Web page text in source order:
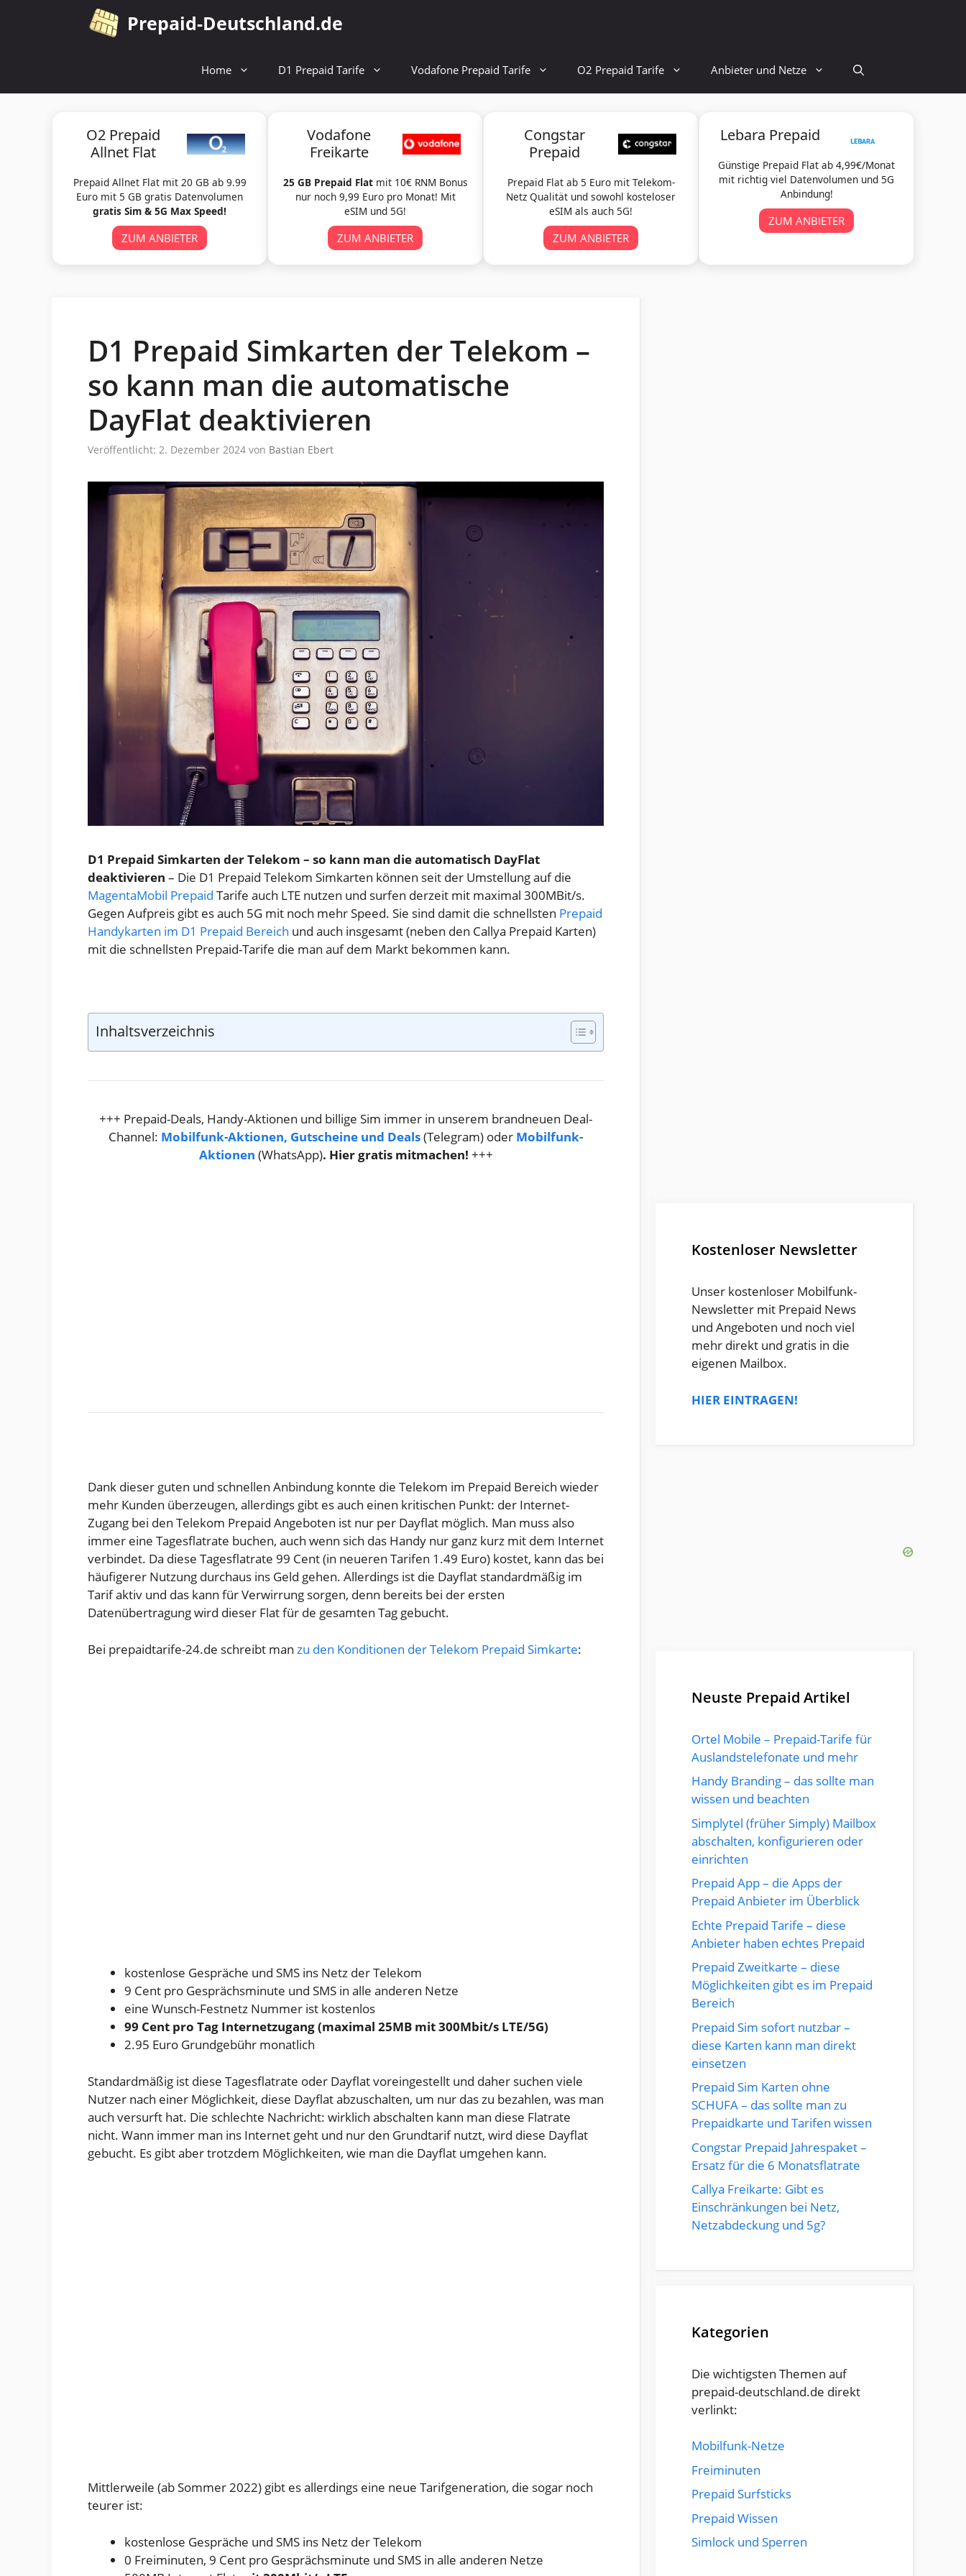
Prepaid-Deutschland.de
Home D1 Prepaid Tarife Vodafone Prepaid Tarife O2 Prepaid Tarife Anbieter und Netze
O2 Prepaid
Allnet Flat
Prepaid Allnet Flat mit 20 GB ab 9.99
Euro mit 5 GB gratis Datenvolumen
gratis Sim & 5G Max Speed!
ZUM ANBIETER
Vodafone
Freikarte
25 GB Prepaid Flatmit 10€ RNM Bonus
nur noch 9,99 Euro pro Monat! Mit
eSIM und 5G!
ZUM ANBIETER
Congstar
Prepaid
Prepaid Flat ab 5 Euro mit Telekom-
Netz Qualität und sowohl kosteloser
eSIM als auch 5G!
ZUM ANBIETER
Lebara Prepaid
Günstige Prepaid Flat ab 4,99€/Monat
mit richtig viel Datenvolumen und 5G
Anbindung!
ZUM ANBIETER
D1 Prepaid Simkarten der Telekom –
so kann man die automatische
DayFlat deaktivieren
Veröffentlicht: 2. Dezember 2024 von Bastian Ebert
D1 Prepaid Simkarten der Telekom – so kann man die automatisch DayFlat
deaktivieren – Die D1 Prepaid Telekom Simkarten können seit der Umstellung auf die
MagentaMobil Prepaid Tarife auch LTE nutzen und surfen derzeit mit maximal 300MBit/s.
Gegen Aufpreis gibt es auch 5G mit noch mehr Speed. Sie sind damit die schnellsten Prepaid
Handykarten im D1 Prepaid Bereich und auch insgesamt (neben den Callya Prepaid Karten)
mit die schnellsten Prepaid-Tarife die man auf dem Markt bekommen kann.
Inhaltsverzeichnis
+++ Prepaid-Deals, Handy-Aktionen und billige Sim immer in unserem brandneuen Deal-
Channel: Mobilfunk-Aktionen, Gutscheine und Deals(Telegram) oder Mobilfunk-
Aktionen (WhatsApp). Hier gratis mitmachen! +++
Dank dieser guten und schnellen Anbindung konnte die Telekom im Prepaid Bereich wieder
mehr Kunden überzeugen, allerdings gibt es auch einen kritischen Punkt: der Internet-
Zugang bei den Telekom Prepaid Angeboten ist nur per Dayflat möglich. Man muss also
immer eine Tagesflatrate buchen, auch wenn sich das Handy nur ganz kurz mit dem Internet
verbindet. Da diese Tagesflatrate 99 Cent (in neueren Tarifen 1.49 Euro) kostet, kann das bei
häufigerer Nutzung durchaus ins Geld gehen. Allerdings ist die Dayflat standardmäßig im
Tarif aktiv und das kann für Verwirrung sorgen, denn bereits bei der ersten
Datenübertragung wird dieser Flat für de gesamten Tag gebucht.
Bei prepaidtarife-24.de schreibt man zu den Konditionen der Telekom Prepaid Simkarte:
kostenlose Gespräche und SMS ins Netz der Telekom
9 Cent pro Gesprächsminute und SMS in alle anderen Netze
eine Wunsch-Festnetz Nummer ist kostenlos
99 Cent pro Tag Internetzugang (maximal 25MB mit 300Mbit/s LTE/5G)
2.95 Euro Grundgebühr monatlich
Standardmäßig ist diese Tagesflatrate oder Dayflat voreingestellt und daher suchen viele
Nutzer nach einer Möglichkeit, diese Dayflat abzuschalten, um nur das zu bezahlen, was man
auch versurft hat. Die schlechte Nachricht: wirklich abschalten kann man diese Flatrate
nicht. Wann immer man ins Internet geht und nur den Grundtarif nutzt, wird diese Dayflat
gebucht. Es gibt aber trotzdem Möglichkeiten, wie man die Dayflat umgehen kann.
Mittlerweile (ab Sommer 2022) gibt es allerdings eine neue Tarifgeneration, die sogar noch
teurer ist:
kostenlose Gespräche und SMS ins Netz der Telekom
0 Freiminuten, 9 Cent pro Gesprächsminute und SMS in alle anderen Netze
Kostenloser Newsletter
Unser kostenloser Mobilfunk-
Newsletter mit Prepaid News
und Angeboten und noch viel
mehr direkt und gratis in die
eigenen Mailbox.
HIER EINTRAGEN!
Neuste Prepaid Artikel
Ortel Mobile – Prepaid-Tarife für
Auslandstelefonate und mehr
Handy Branding – das sollte man
wissen und beachten
Simplytel (früher Simply) Mailbox
abschalten, konfigurieren oder
einrichten
Prepaid App – die Apps der
Prepaid Anbieter im Überblick
Echte Prepaid Tarife – diese
Anbieter haben echtes Prepaid
Prepaid Zweitkarte – diese
Möglichkeiten gibt es im Prepaid
Bereich
Prepaid Sim sofort nutzbar –
diese Karten kann man direkt
einsetzen
Prepaid Sim Karten ohne
SCHUFA – das sollte man zu
Prepaidkarte und Tarifen wissen
Congstar Prepaid Jahrespaket –
Ersatz für die 6 Monatsflatrate
Callya Freikarte: Gibt es
Einschränkungen bei Netz,
Netzabdeckung und 5g?
Kategorien
Die wichtigsten Themen auf
prepaid-deutschland.de direkt
verlinkt:
Mobilfunk-Netze
Freiminuten
Prepaid Surfsticks
Prepaid Wissen
Simlock und Sperren